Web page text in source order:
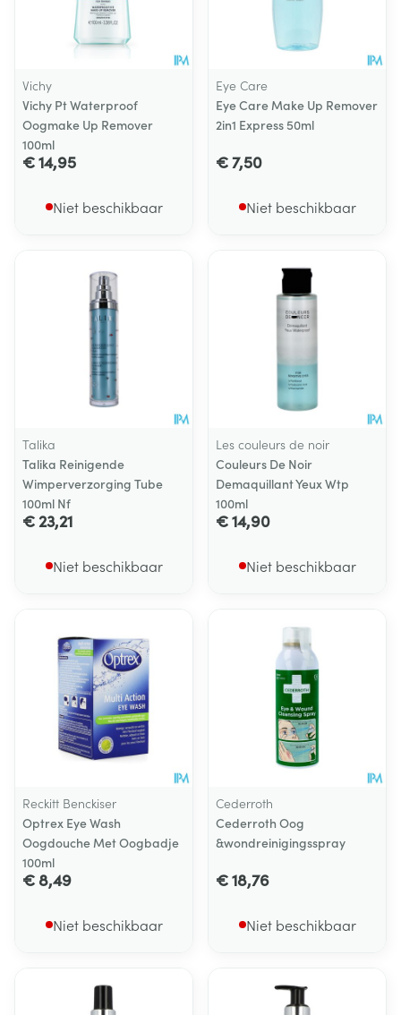
Vichy
Vichy Pt Waterproof
Oogmake Up Remover
100ml
€ 14,95
Niet beschikbaar
Eye Care
Eye Care Make Up Remover
2in1 Express 50ml
€ 7,50
Niet beschikbaar
Talika
Talika Reinigende
Wimperverzorging Tube
100ml Nf
€ 23,21
Niet beschikbaar
Les couleurs de noir
Couleurs De Noir
Demaquillant Yeux Wtp
100ml
€ 14,90
Niet beschikbaar
Reckitt Benckiser
Optrex Eye Wash
Oogdouche Met Oogbadje
100ml
€ 8,49
Niet beschikbaar
Cederroth
Cederroth Oog
&wondreinigingsspray
€ 18,76
Niet beschikbaar